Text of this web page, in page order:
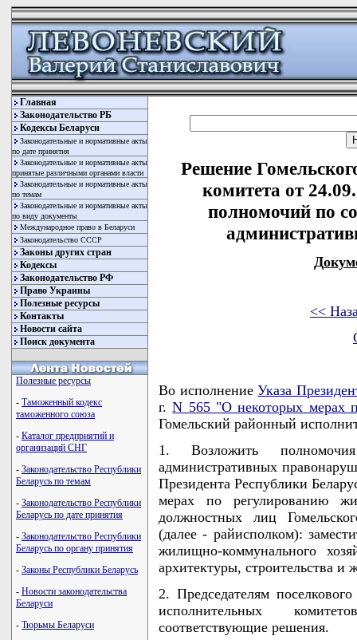
Главная
Законодательство РБ
Кодексы Беларуси
Законодательные и нормативные акты
по дате принятия
Законодательные и нормативные акты
принятые различными органами власти
Законодательные и нормативные акты
по темам
Законодательные и нормативные акты
по виду документы
Международное право в Беларуси
Законодательство СССР
Законы других стран
Кодексы
Законодательство РФ
Право Украины
Полезные ресурсы
Контакты
Новости сайта
Поиск документа
Полезные ресурсы
- Таможенный кодекс
таможенного союза
- Каталог предприятий и
организаций СНГ
- Законодательство Республики
Беларусь по темам
- Законодательство Республики
Беларусь по дате принятия
- Законодательство Республики
Беларусь по органу принятия
- Законы Республики Беларусь
- Новости законодательства
Беларуси
- Тюрьмы Беларуси
Решение
комитета от
полномочий по
<<
Во исполнениеУказа
г.N 565 "О некоторых мерах
Гомельский районный
1. Возложить
административных
Президента Республики
мерах по регулированию
должностных лиц
(далее - райисполком):
жилищно-коммунального
архитектуры, строительства
2. Председателям
исполнительных
соответствующие решения.